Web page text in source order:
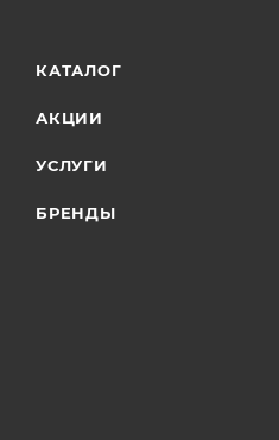
КАТАЛОГ
АКЦИИ
УСЛУГИ
БРЕНДЫ